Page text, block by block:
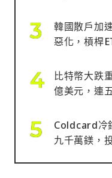
韓國散戶加
惡化，槓桿
比特幣大跌
億美元，連
Coldcard冷
九千萬鎂，